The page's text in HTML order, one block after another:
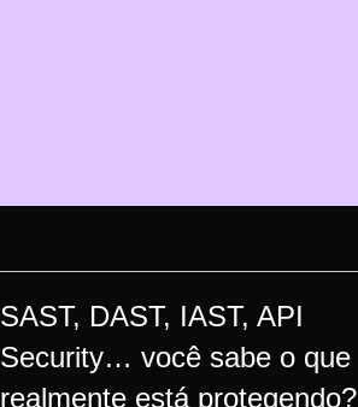
SAST, DAST, IAST, API
Security… você sabe o que
realmente está protegendo?